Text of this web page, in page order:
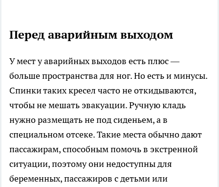
Перед аварийным выходом
У мест у аварийных выходов есть плюс —
больше пространства для ног. Но есть и минусы.
Спинки таких кресел часто не откидываются,
чтобы не мешать эвакуации. Ручную кладь
нужно размещать не под сиденьем, а в
специальном отсеке. Такие места обычно дают
пассажирам, способным помочь в экстренной
ситуации, поэтому они недоступны для
беременных, пассажиров с детьми или